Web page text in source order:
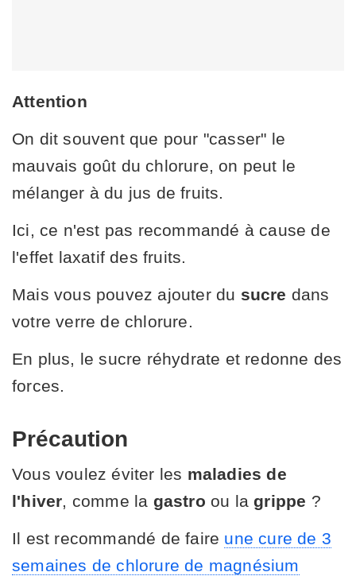
Attention
On dit souvent que pour "casser" le
mauvais goût du chlorure, on peut le
mélanger à du jus de fruits.
Ici, ce n'est pas recommandé à cause de
l'effet laxatif des fruits.
Mais vous pouvez ajouter du sucre dans
votre verre de chlorure.
En plus, le sucre réhydrate et redonne des
forces.
Précaution
Vous voulez éviter les maladies de
l'hiver, comme la gastro ou lagrippe ?
Il est recommandé de faire une cure de 3
semaines de chlorure de magnésium